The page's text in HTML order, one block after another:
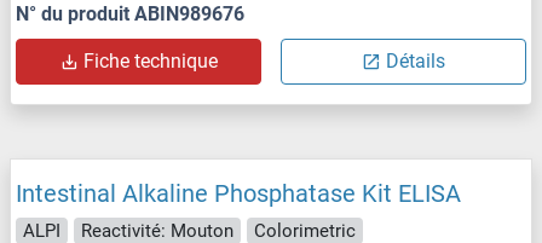
N° du produit ABIN989676
Fiche technique Détails
Intestinal Alkaline Phosphatase Kit ELISA
ALPI Reactivité: Mouton Colorimetric